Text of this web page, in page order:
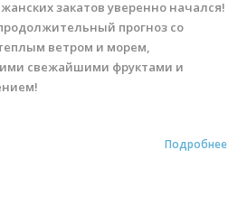
закатов уверенно начался!
прогноз со
ветром и морем,
свежайшими фруктами и
Подробнее